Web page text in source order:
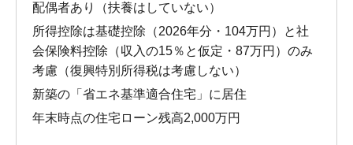
配偶者あり（扶養はしていない）
所得控除は基礎控除（2026年分・104万円）と社
会保険料控除（収入の15％と仮定・87万円）のみ
考慮（復興特別所得税は考慮しない）
新築の「省エネ基準適合住宅」に居住
年末時点の住宅ローン残高2,000万円